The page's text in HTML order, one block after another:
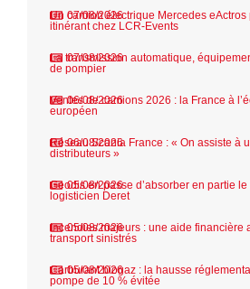
07/08/2026
Un camion électrique Mercedes eActros
itinérant chez LCR-Events
07/08/2026
La transmission automatique,
de pompier
06/08/2026
Ventes de camions 2026 : la France à
européen
06/08/2026
Réseau Scania France : « On assiste à
distributeurs »
05/08/2026
Geodis en passe d’absorber en partie
logisticien Deret
05/08/2026
Incendies majeurs : une aide financière
transport sinistrés
05/08/2026
Carburant biogaz : la hausse
pompe de 10 % évitée